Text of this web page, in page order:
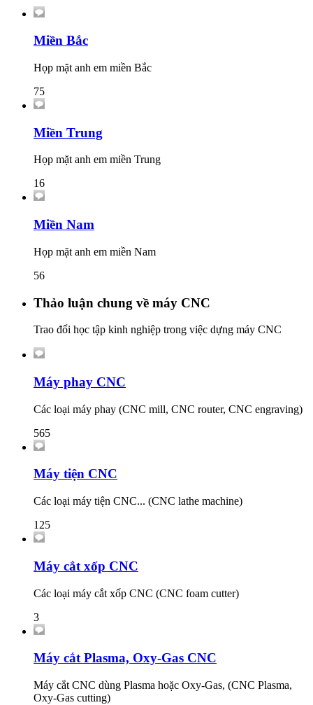
Miền Bắc
Họp mặt anh em miền Bắc
75
Miền Trung
Họp mặt anh em miền Trung
16
Miền Nam
Họp mặt anh em miền Nam
56
Thảo luận chung về máy CNC
Trao đổi học tập kinh nghiệp trong việc dựng máy CNC
Máy phay CNC
Các loại máy phay (CNC mill, CNC router, CNC engraving)
565
Máy tiện CNC
Các loại máy tiện CNC... (CNC lathe machine)
125
Máy cắt xốp CNC
Các loại máy cắt xốp CNC (CNC foam cutter)
3
Máy cắt Plasma, Oxy-Gas CNC
Máy cắt CNC dùng Plasma hoặc Oxy-Gas, (CNC Plasma,
Oxy-Gas cutting)